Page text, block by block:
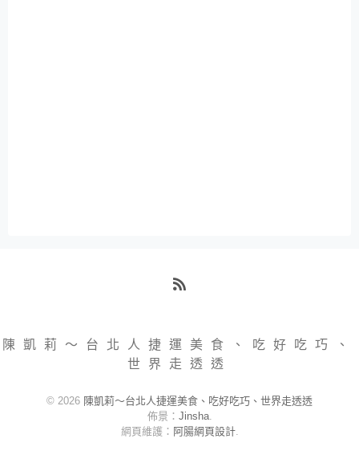
陳凱莉～台北人捷運美食、吃好吃巧、
世界走透透
© 2026 陳凱莉～台北人捷運美食、吃好吃巧、世界走透透
佈景： Jinsha.
網頁維護： 阿腸網頁設計.